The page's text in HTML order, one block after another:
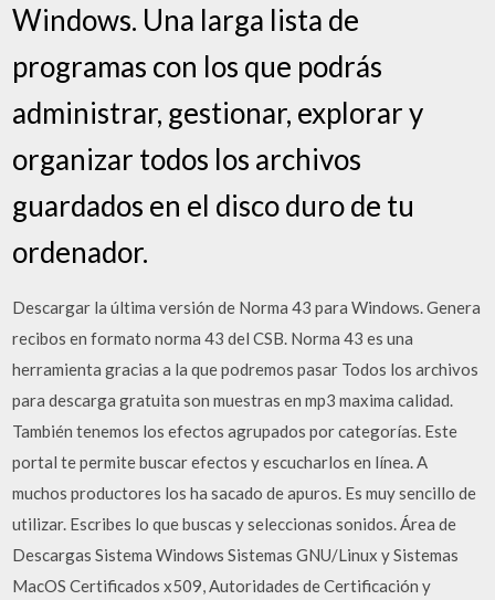
Windows. Una larga lista de
programas con los que podrás
administrar, gestionar, explorar y
organizar todos los archivos
guardados en el disco duro de tu
ordenador.
Descargar la última versión de Norma 43 para Windows. Genera
recibos en formato norma 43 del CSB. Norma 43 es una
herramienta gracias a la que podremos pasar Todos los archivos
para descarga gratuita son muestras en mp3 maxima calidad.
También tenemos los efectos agrupados por categorías. Este
portal te permite buscar efectos y escucharlos en línea. A
muchos productores los ha sacado de apuros. Es muy sencillo de
utilizar. Escribes lo que buscas y seleccionas sonidos. Área de
Descargas Sistema Windows Sistemas GNU/Linux y Sistemas
MacOS Certificados x509, Autoridades de Certificación y